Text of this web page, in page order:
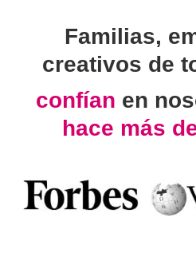
Familias,
creativos de
confían en
hace más